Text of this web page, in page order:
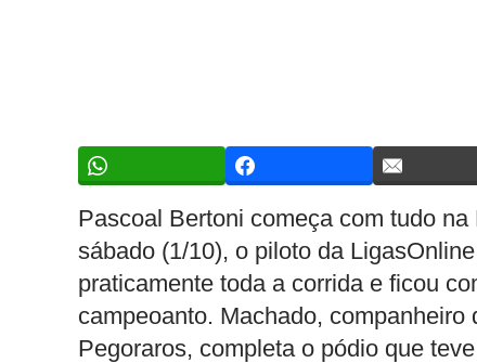
Pascoal Bertoni começa com tudo
sábado (1/10), o piloto da
praticamente toda a corrida e ficou
campeoanto. Machado,
Pegoraros, completa o pódio que